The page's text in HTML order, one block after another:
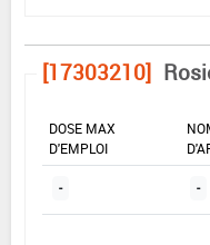
[17303210]
DOSE MAX
D'EMPLOI
- -